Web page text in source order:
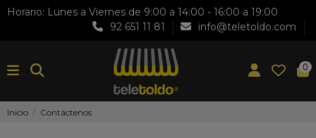
Horario: Lunes a Viernes de 9:00 a 14:00 - 16:00 a 19:00
92 651 11 81
info@teletoldo.com
0
Inicio Contáctenos